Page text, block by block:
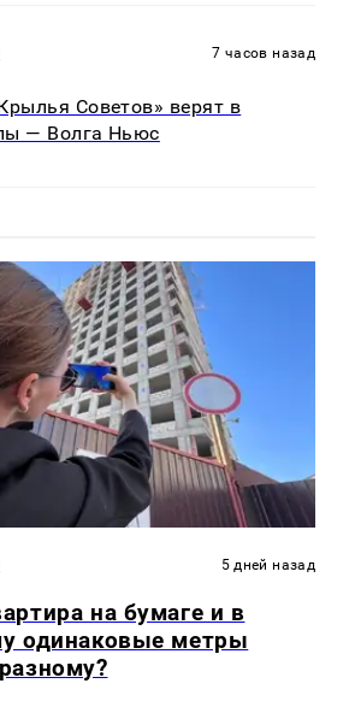
7 часов назад
Советов» верят в
— Волга Ньюс
5 дней назад
на бумаге и в
одинаковые метры